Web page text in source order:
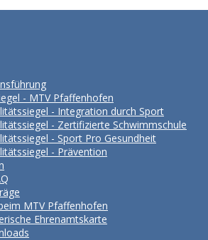
- MTV Pfaffenhofen
- Integration durch Sport
- Zertifizierte Schwimmschule
- Sport Pro Gesundheit
- Prävention
MTV Pfaffenhofen
Ehrenamtskarte